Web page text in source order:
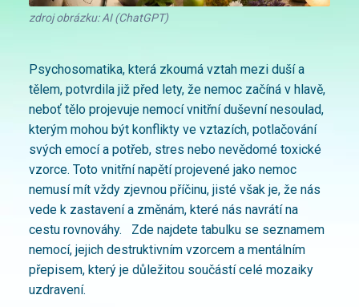
zdroj obrázku: AI (ChatGPT)
Psychosomatika, která zkoumá vztah mezi duší a
tělem, potvrdila již před lety, že nemoc začíná v hlavě,
neboť tělo projevuje nemocí vnitřní duševní nesoulad,
kterým mohou být konflikty ve vztazích, potlačování
svých emocí a potřeb, stres nebo nevědomé toxické
vzorce. Toto vnitřní napětí projevené jako nemoc
nemusí mít vždy zjevnou příčinu, jisté však je, že nás
vede k zastavení a změnám, které nás navrátí na
cestu rovnováhy. Zde najdete tabulku se seznamem
nemocí, jejich destruktivním vzorcem a mentálním
přepisem, který je důležitou součástí celé mozaiky
uzdravení.